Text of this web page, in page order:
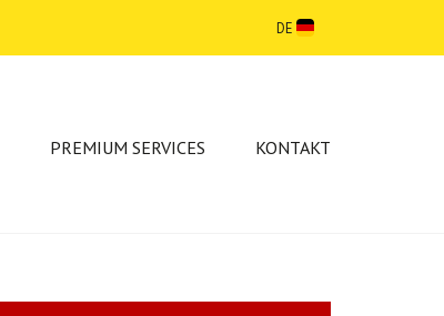
DE
PREMIUM SERVICES KONTAKT